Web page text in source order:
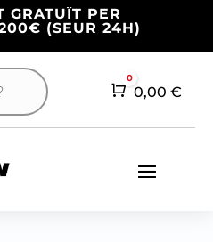
GRATUÏT PER
(SEUR 24H)
Cart
0
0,00 €